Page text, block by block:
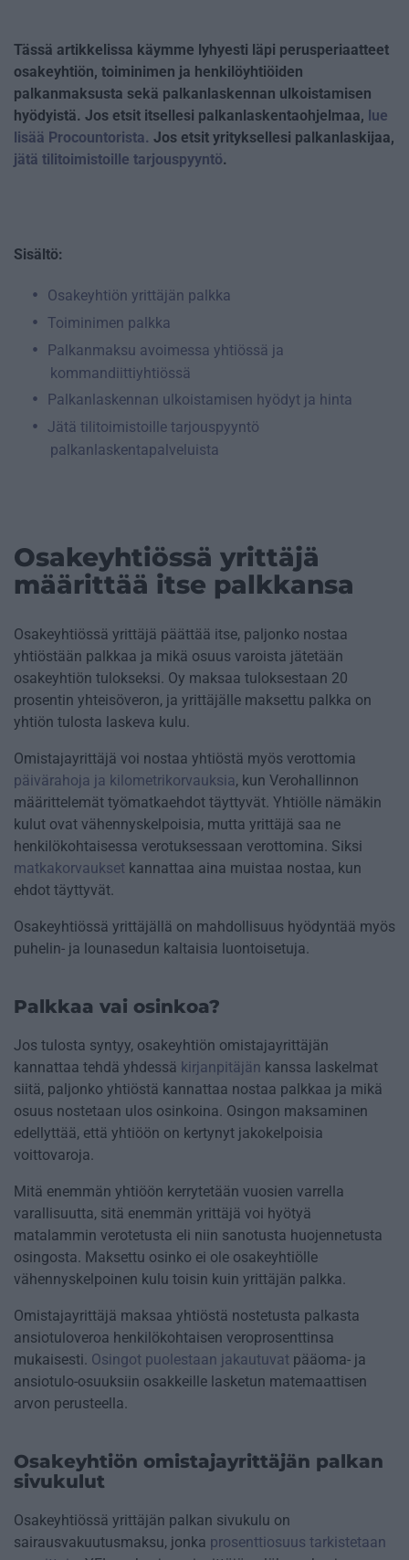
Tässä artikkelissa käymme lyhyesti läpi perusperiaatteet
osakeyhtiön, toiminimen ja henkilöyhtiöiden
palkanmaksusta sekä palkanlaskennan ulkoistamisen
hyödyistä. Jos etsit itsellesi palkanlaskentaohjelmaa, lue
lisää Procountorista. Jos etsit yrityksellesi palkanlaskijaa,
jätä tilitoimistoille tarjouspyyntö.
Sisältö:
Osakeyhtiön yrittäjän palkka
Toiminimen palkka
Palkanmaksu avoimessa yhtiössä ja
kommandiittiyhtiössä
Palkanlaskennan ulkoistamisen hyödyt ja hinta
Jätä tilitoimistoille tarjouspyyntö
palkanlaskentapalveluista
Osakeyhtiössä yrittäjä
määrittää itse palkkansa
Osakeyhtiössä yrittäjä päättää itse, paljonko nostaa
yhtiöstään palkkaa ja mikä osuus varoista jätetään
osakeyhtiön tulokseksi. Oy maksaa tuloksestaan 20
prosentin yhteisöveron, ja yrittäjälle maksettu palkka on
yhtiön tulosta laskeva kulu.
Omistajayrittäjä voi nostaa yhtiöstä myös verottomia
päivärahoja ja kilometrikorvauksia, kun Verohallinnon
määrittelemät työmatkaehdot täyttyvät. Yhtiölle nämäkin
kulut ovat vähennyskelpoisia, mutta yrittäjä saa ne
henkilökohtaisessa verotuksessaan verottomina. Siksi
matkakorvaukset kannattaa aina muistaa nostaa, kun
ehdot täyttyvät.
Osakeyhtiössä yrittäjällä on mahdollisuus hyödyntää myös
puhelin- ja lounasedun kaltaisia luontoisetuja.
Palkkaa vai osinkoa?
Jos tulosta syntyy, osakeyhtiön omistajayrittäjän
kannattaa tehdä yhdessä kirjanpitäjän kanssa laskelmat
siitä, paljonko yhtiöstä kannattaa nostaa palkkaa ja mikä
osuus nostetaan ulos osinkoina. Osingon maksaminen
edellyttää, että yhtiöön on kertynyt jakokelpoisia
voittovaroja.
Mitä enemmän yhtiöön kerrytetään vuosien varrella
varallisuutta, sitä enemmän yrittäjä voi hyötyä
matalammin verotetusta eli niin sanotusta huojennetusta
osingosta. Maksettu osinko ei ole osakeyhtiölle
vähennyskelpoinen kulu toisin kuin yrittäjän palkka.
Omistajayrittäjä maksaa yhtiöstä nostetusta palkasta
ansiotuloveroa henkilökohtaisen veroprosenttinsa
mukaisesti. Osingot puolestaan jakautuvat pääoma- ja
ansiotulo-osuuksiin osakkeille lasketun matemaattisen
arvon perusteella.
Osakeyhtiön omistajayrittäjän palkan
sivukulut
Osakeyhtiössä yrittäjän palkan sivukulu on
sairausvakuutusmaksu, jonka prosenttiosuus tarkistetaan